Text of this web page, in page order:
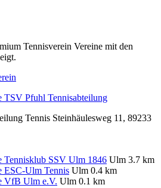
Tennisverein Vereine mit den
TSV Pfuhl Tennisabteilung
Tennis Steinhäulesweg 11, 89233
Tennisklub SSV Ulm 1846 Ulm 3.7 km
ESC-Ulm Tennis Ulm 0.4 km
VfB Ulm e.V. Ulm 0.1 km